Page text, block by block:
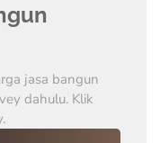
jasa bangun
dahulu. Klik